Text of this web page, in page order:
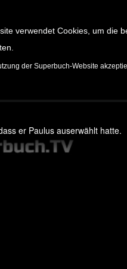
verwendet Cookies, um die
der Superbuch-Website